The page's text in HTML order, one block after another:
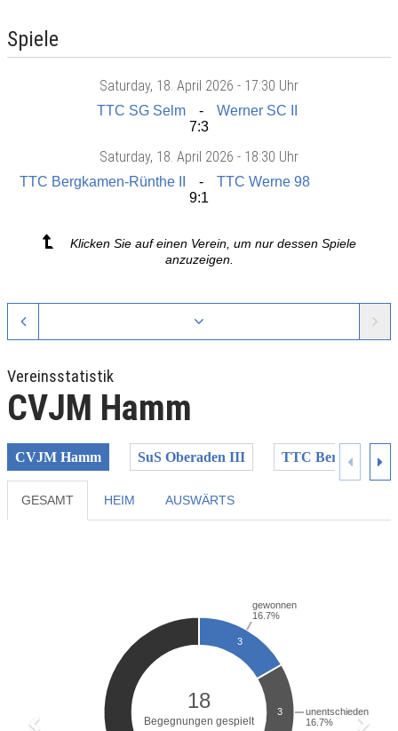
Spiele
Saturday, 18. April 2026 - 17:30 Uhr
TTC SG Selm
Werner SC II
7:3
Saturday, 18. April 2026 - 18:30 Uhr
TTC Bergkamen-Rünthe II
TTC Werne 98
9:1
Klicken Sie auf einen Verein, um nur dessen Spiele
anzuzeigen.
Vereinsstatistik
CVJM Hamm
CVJM Hamm SuS Oberaden III TTC Bergkamen-
GESAMT HEIM AUSWÄRTS